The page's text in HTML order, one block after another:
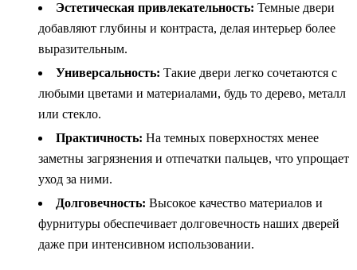
Эстетическая привлекательность: Темные двери
добавляют глубины и контраста, делая интерьер более
выразительным.
Универсальность: Такие двери легко сочетаются с
любыми цветами и материалами, будь то дерево, металл
или стекло.
Практичность: На темных поверхностях менее
заметны загрязнения и отпечатки пальцев, что упрощает
уход за ними.
Долговечность: Высокое качество материалов и
фурнитуры обеспечивает долговечность наших дверей
даже при интенсивном использовании.